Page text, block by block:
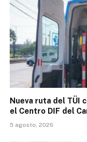
Nueva ruta del TÜI
el Centro DIF del
5 agosto, 2026